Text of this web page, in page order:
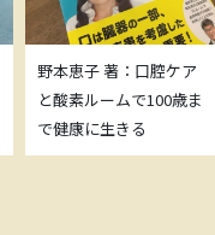
野本恵子 著：口腔ケア
と酸素ルームで100歳ま
で健康に生きる